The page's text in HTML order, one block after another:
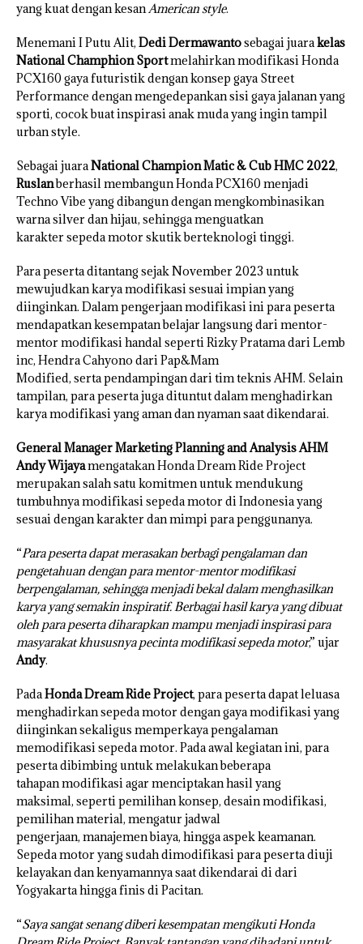
yang kuat dengan kesanAmerican style.
Menemani I Putu Alit, Dedi Dermawantosebagai juarakelas
National Champhion Sportmelahirkan modifikasi Honda
PCX160 gaya futuristik dengan konsep gaya Street
Performance dengan mengedepankan sisi gaya jalanan yang
sporti, cocok buat inspirasi anak muda yang ingin tampil
urban style.
Sebagai juaraNational Champion Matic & Cub HMC 2022,
Ruslanberhasil membangun Honda PCX160 menjadi
Techno Vibe yang dibangun dengan mengkombinasikan
warna silver dan hijau, sehingga menguatkan
karakter sepeda motor skutik berteknologi tinggi.
Para peserta ditantang sejak November 2023 untuk
mewujudkan karya modifikasi sesuai impian yang
diinginkan. Dalam pengerjaan modifikasi ini para peserta
mendapatkan kesempatan belajar langsung dari mentor-
mentor modifikasi handal seperti Rizky Pratama dari Lemb
inc, Hendra Cahyono dari Pap&Mam
Modified, serta pendampingan dari tim teknis AHM. Selain
tampilan, para peserta juga dituntut dalam menghadirkan
karya modifikasi yang aman dan nyaman saat dikendarai.
General Manager Marketing Planning and Analysis AHM
Andy Wijayamengatakan Honda Dream Ride Project
merupakan salah satu komitmen untuk mendukung
tumbuhnya modifikasi sepeda motor di Indonesia yang
sesuai dengan karakter dan mimpi para penggunanya.
“Para peserta dapat merasakan berbagi pengalaman dan
pengetahuan dengan para mentor-mentor modifikasi
berpengalaman, sehingga menjadi bekal dalam menghasilkan
karya yang semakin inspiratif. Berbagai hasil karya yang dibuat
oleh para peserta diharapkan mampu menjadi inspirasi para
masyarakat khususnya pecinta modifikasi sepeda motor,” ujar
Andy.
PadaHonda Dream Ride Project, para peserta dapat leluasa
menghadirkan sepeda motor dengan gaya modifikasi yang
diinginkan sekaligus memperkaya pengalaman
memodifikasi sepeda motor. Pada awal kegiatan ini, para
peserta dibimbing untuk melakukan beberapa
tahapan modifikasi agar menciptakan hasil yang
maksimal, seperti pemilihan konsep, desain modifikasi,
pemilihan material, mengatur jadwal
pengerjaan, manajemen biaya, hingga aspek keamanan.
Sepeda motor yang sudah dimodifikasi para peserta diuji
kelayakan dan kenyamannya saat dikendarai di dari
Yogyakarta hingga finis di Pacitan.
“Saya sangat senang diberi kesempatan mengikuti Honda